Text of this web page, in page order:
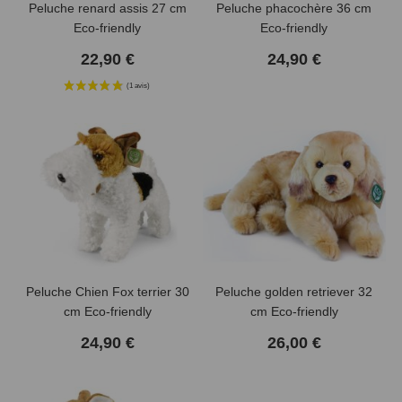
Peluche renard assis 27 cm
Eco-friendly
22,90 €
Peluche phacochère 36 cm
Eco-friendly
24,90 €
Peluche Chien Fox terrier 30
cm Eco-friendly
24,90 €
Peluche golden retriever 32
cm Eco-friendly
26,00 €